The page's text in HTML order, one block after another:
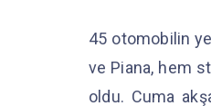
45 otomobilin
ve Piana, hem
oldu. Cuma